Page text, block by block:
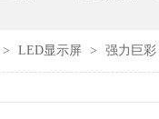
> LED显示屏 > 强力巨